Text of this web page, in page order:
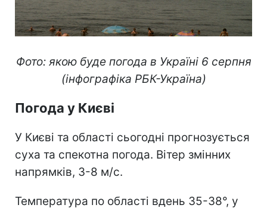
Фото: якою буде погода в Україні 6 серпня
(інфографіка РБК-Україна)
Погода у Києві
У Києві та області сьогодні прогнозується
суха та спекотна погода. Вітер змінних
напрямків, 3-8 м/с.
Температура по області вдень 35-38°, у